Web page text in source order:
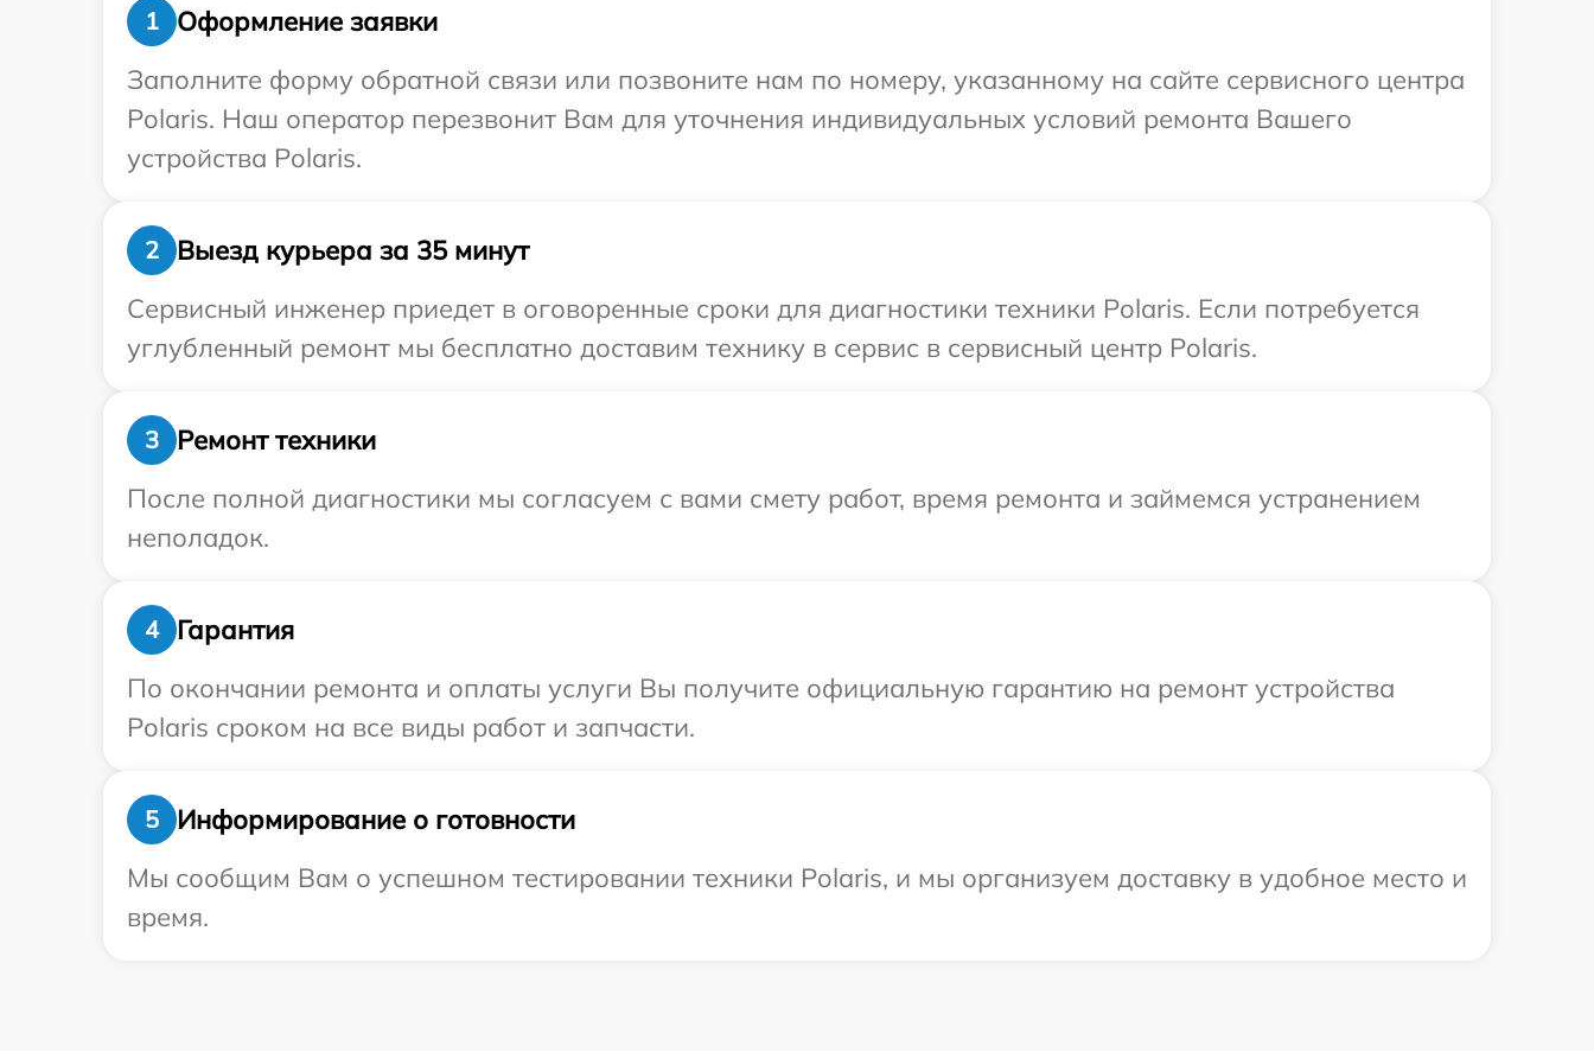
1
Оформление заявки
Заполните форму обратной связи или позвоните нам по номеру, указанному на сайте сервисного центра
Polaris. Наш оператор перезвонит Вам для уточнения индивидуальных условий ремонта Вашего
устройства Polaris.
2
Выезд курьера за 35 минут
Сервисный инженер приедет в оговоренные сроки для диагностики техники Polaris. Если потребуется
углубленный ремонт мы бесплатно доставим технику в сервис в сервисный центр Polaris.
3
Ремонт техники
После полной диагностики мы согласуем с вами смету работ, время ремонта и займемся устранением
неполадок.
4
Гарантия
По окончании ремонта и оплаты услуги Вы получите официальную гарантию на ремонт устройства
Polaris сроком на все виды работ и запчасти.
5
Информирование о готовности
Мы сообщим Вам о успешном тестировании техники Polaris, и мы организуем доставку в удобное место и
время.